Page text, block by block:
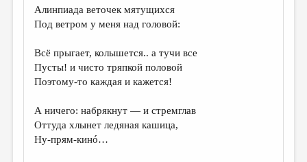
КОЛОНКА РЕДАКТОРА
РЕДКОЛЛЕГИЯ
ОТ РЕДАКЦИИ
МАЛАЯ ПРОЗА
ЭССЕИСТИКА
ЛИТЕРАТУРОВЕДЕНИЕ
Алинпиада веточек мятущихся
Под ветром у меня над головой:
Всё прыгает, колышется.. а тучи все
Пусты! и чисто тряпкой половой
Поэтому-то каждая и кажется!
А ничего: набрякнут — и стремглав
Оттуда хлынет ледяная кашица,
Ну-прям-кинó…